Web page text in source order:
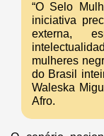
“O Selo
iniciativa
externa,
mulheres
do Brasil
Waleska
Afro.